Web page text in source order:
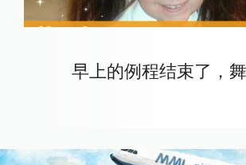
早上的例程结束了，